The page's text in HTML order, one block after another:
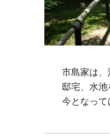
市島家は
邸宅、水
今となって